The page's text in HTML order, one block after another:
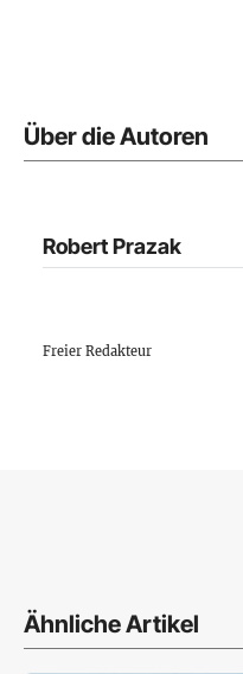
Über die Autoren
Robert Prazak
Freier Redakteur
Ähnliche Artikel